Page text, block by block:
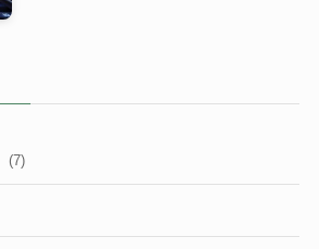
(7)